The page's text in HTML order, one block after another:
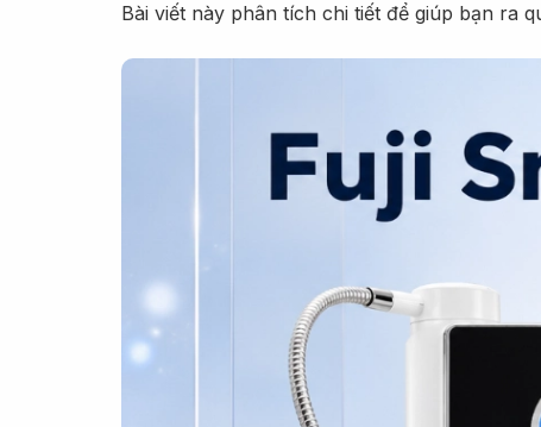
Bài viết này phân tích chi tiết để giúp bạn ra